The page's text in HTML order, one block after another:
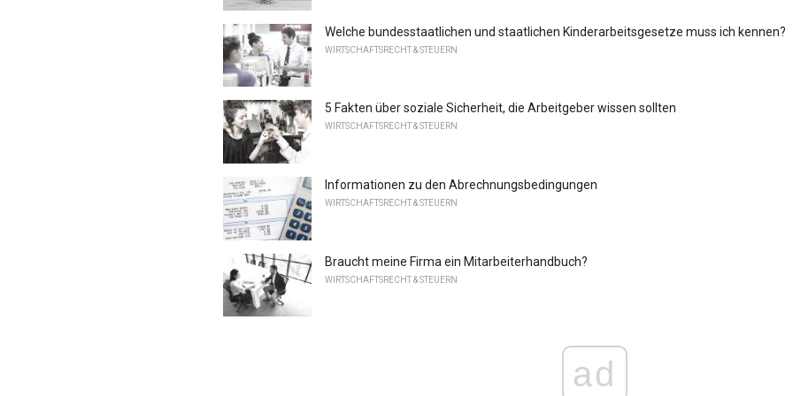
Welche bundesstaatlichen und staatlichen Kinderarbeitsgesetze muss ich kennen?
WIRTSCHAFTSRECHT & STEUERN
5 Fakten über soziale Sicherheit, die Arbeitgeber wissen sollten
WIRTSCHAFTSRECHT & STEUERN
Informationen zu den Abrechnungsbedingungen
WIRTSCHAFTSRECHT & STEUERN
Braucht meine Firma ein Mitarbeiterhandbuch?
WIRTSCHAFTSRECHT & STEUERN
ad